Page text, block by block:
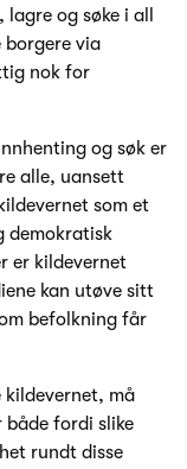
og søke i all
borgere via
nok for
og søk er
alle, uansett
som et
demokratisk
er kildevernet
kan utøve sitt
befolkning får
kildevernet, må
både fordi slike
rundt disse